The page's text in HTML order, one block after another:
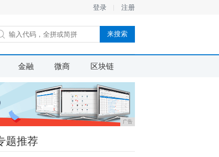
登录 注册
金融 微商 区块链
广告
题推荐